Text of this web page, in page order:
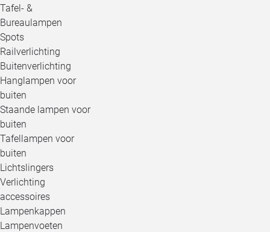
Tafel- &
Bureaulampen
Spots
Railverlichting
Buitenverlichting
Hanglampen voor
buiten
Staande lampen voor
buiten
Tafellampen voor
buiten
Lichtslingers
Verlichting
accessoires
Lampenkappen
Lampenvoeten